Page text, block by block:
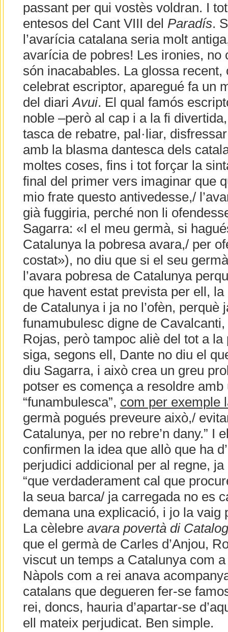
passant per qui vostès voldran. I
entesos del Cant VIII del Paradís.
l’avarícia catalana seria molt
avarícia de pobres! Les ironies, no
són inacabables. La glossa recent,
celebrat escriptor, aparegué fa un
del diariAvui. El qual famós
noble –però al cap i a la fi
tasca de rebatre, pal·liar,
amb la blasma dantesca dels
moltes coses, fins i tot forçar la
final del primer vers imaginar que
mio frate questo antivedesse,/
già fuggiria, perché non li
Sagarra: «I el meu germà, si
Catalunya la pobresa avara,/ per
costat»), no diu que si el seu
l’avara pobresa de Catalunya
que havent estat prevista per ell,
de Catalunya i ja no l’ofèn, perquè
funamubulesc digne de
Rojas, però tampoc aliè del tot a la
siga, segons ell, Dante no diu el
diu Sagarra, i això crea un greu
potser es comença a resoldre
“funambulesca”, com per exemple
germà pogués preveure això,/
Catalunya, per no rebre’n dany.” I
confirmen la idea que allò que ha
perjudici addicional per al regne,
“que verdaderament cal que
la seua barca/ ja carregada no es
demana una explicació, i jo la vaig
La cèlebre avara povertà di
que el germà de Carles d’Anjou,
viscut un temps a Catalunya com
Nàpols com a rei anava
catalans que degueren fer-se
rei, doncs, hauria d’apartar-se
ell mateix perjudicat. Ben simple.